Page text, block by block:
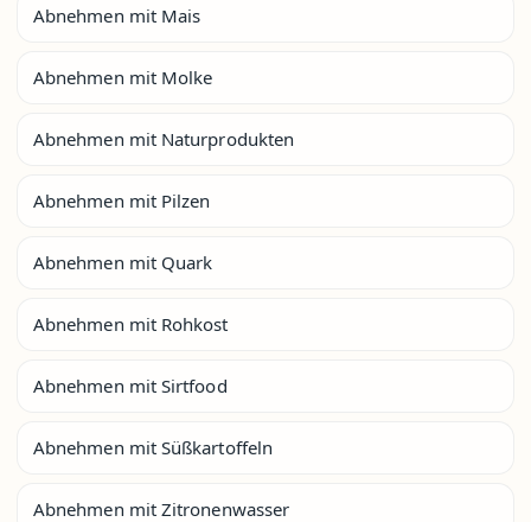
Abnehmen mit Mais
Abnehmen mit Molke
Abnehmen mit Naturprodukten
Abnehmen mit Pilzen
Abnehmen mit Quark
Abnehmen mit Rohkost
Abnehmen mit Sirtfood
Abnehmen mit Süßkartoffeln
Abnehmen mit Zitronenwasser